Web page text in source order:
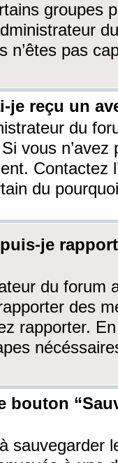
groupes
n’êtes pas
je reçu un
du
vous
Contactez
du
je
du forum
des
rapporter.
bouton
sauvegarder